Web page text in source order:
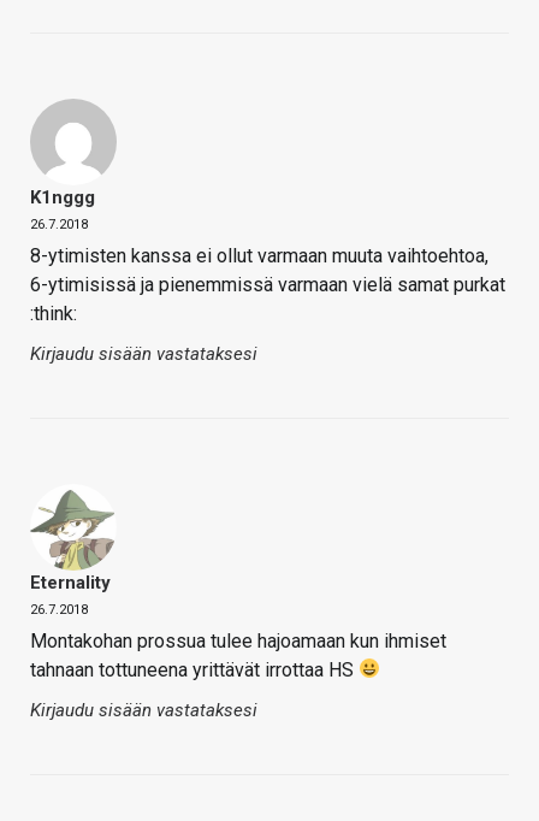
K1nggg
26.7.2018
8-ytimisten kanssa ei ollut varmaan muuta vaihtoehtoa,
6-ytimisissä ja pienemmissä varmaan vielä samat purkat
:think:
Kirjaudu sisään vastataksesi
Eternality
26.7.2018
Montakohan prossua tulee hajoamaan kun ihmiset
tahnaan tottuneena yrittävät irrottaa HS
Kirjaudu sisään vastataksesi